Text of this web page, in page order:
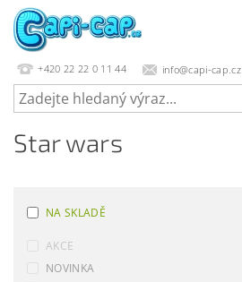
+420 22 22 0 11 44 info@capi-cap.cz
Star wars
NA SKLADĚ
AKCE
NOVINKA